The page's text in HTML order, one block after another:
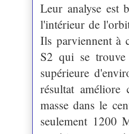
Leur analyse est
l'intérieur de
Ils parviennent à
S2 qui se trouve
supérieure
résultat améliore
masse dans le
seulement 1200